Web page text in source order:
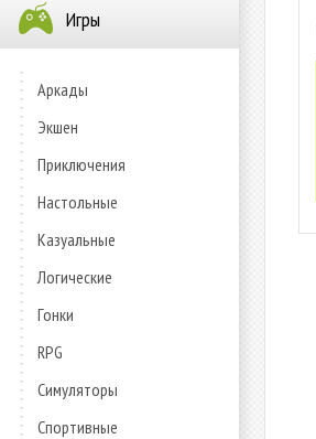
Игры
Аркады
Экшен
Приключения
Настольные
Казуальные
Логические
Гонки
RPG
Симуляторы
Спортивные